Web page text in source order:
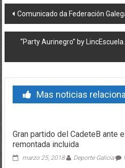
Post navigation
Comunicado da Federación
“Party Aurinegro” by
Mas noticias
Gran partido del CadeteB ante
remontada incluida
marzo 25, 2018 Deporte Galicia